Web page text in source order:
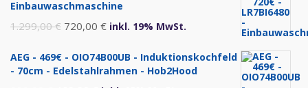
Einbauwaschmaschine
1.299,00€ Ursprünglicher
war:
720,00 €Aktueller
ist:
inkl. 19% MwSt.
AEG - 469€ - OIO74B00UB - Induktionskochfeld
- 70cm - Edelstahlrahmen - Hob2Hood